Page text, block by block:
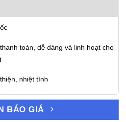
toán, dễ dàng và linh hoạt cho
nhiệt tình
BÁO GIÁ